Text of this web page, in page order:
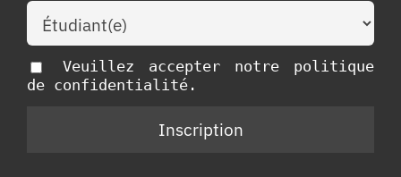
Veuillez accepter notre politique
de confidentialité.